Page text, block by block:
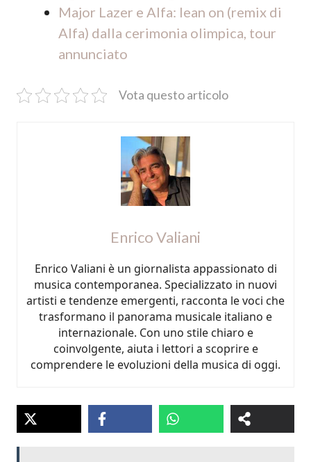
Major Lazer e Alfa: lean on (remix di
Alfa) dalla cerimonia olimpica, tour
annunciato
Vota questo articolo
Enrico Valiani
Enrico Valiani è un giornalista appassionato di
musica contemporanea. Specializzato in nuovi
artisti e tendenze emergenti, racconta le voci che
trasformano il panorama musicale italiano e
internazionale. Con uno stile chiaro e
coinvolgente, aiuta i lettori a scoprire e
comprendere le evoluzioni della musica di oggi.